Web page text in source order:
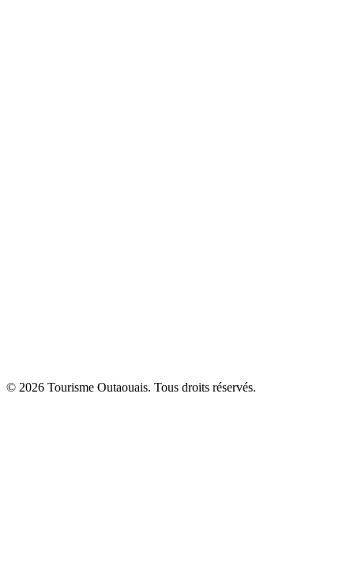
© 2026 Tourisme Outaouais. Tous droits réservés.